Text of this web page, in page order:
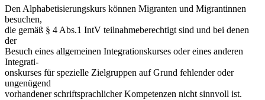
Den Alphabetisierungskurs können Migranten und Migrantinnen
besuchen,
die gemäß § 4 Abs.1 IntV teilnahmeberechtigt sind und bei denen
der
Besuch eines allgemeinen Integrationskurses oder eines anderen
Integrati-
onskurses für spezielle Zielgruppen auf Grund fehlender oder
ungenügend
vorhandener schriftsprachlicher Kompetenzen nicht sinnvoll ist.